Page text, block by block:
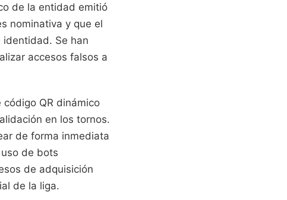
de la entidad emitió
nominativa y que el
Se han
accesos falsos a
QR dinámico
en los tornos.
de forma inmediata
de bots
de adquisición
de la liga.